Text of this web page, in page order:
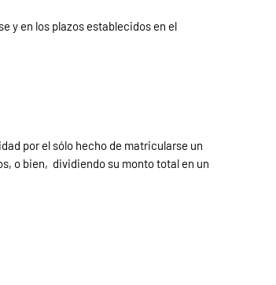
y en los plazos establecidos en el
por el sólo hecho de matricularse un
o bien, dividiendo su monto total en un